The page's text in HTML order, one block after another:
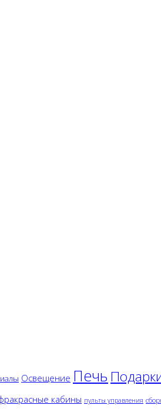
Освещение Печь
кабины пульты управления